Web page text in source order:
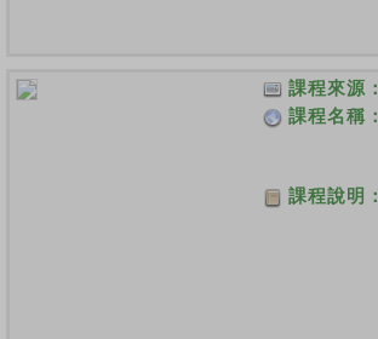
課程來源：
課程名稱：
課程說明：